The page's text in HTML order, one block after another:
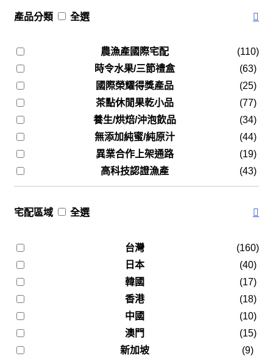
產品分類 全選
農漁產國際宅配
(110)
時令水果/三節禮盒
(63)
國際榮耀得獎產品
(25)
茶點休閒果乾小品
(77)
養生/烘焙/沖泡飲品
(34)
無添加純蜜/純原汁
(44)
異業合作上架通路
(19)
高科技認證漁產
(43)
宅配區域 全選
台灣
(160)
日本
(40)
韓國
(17)
香港
(18)
中國
(10)
澳門
(15)
新加坡
(9)